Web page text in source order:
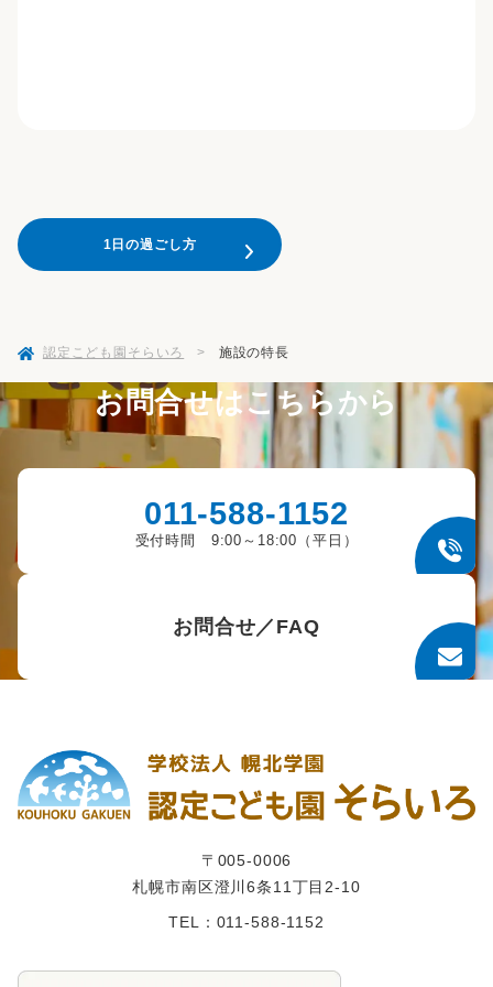
1日の過ごし方
認定こども園そらいろ > 施設の特長
お問合せはこちらから
011-588-1152
受付時間 9:00～18:00（平日）
お問合せ／FAQ
〒005-0006
札幌市南区澄川6条11丁目2-10
TEL：011-588-1152